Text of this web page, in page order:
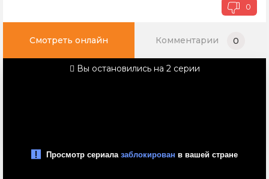
0
Смотреть онлайн Комментарии 0
Вы остановились на 2 серии